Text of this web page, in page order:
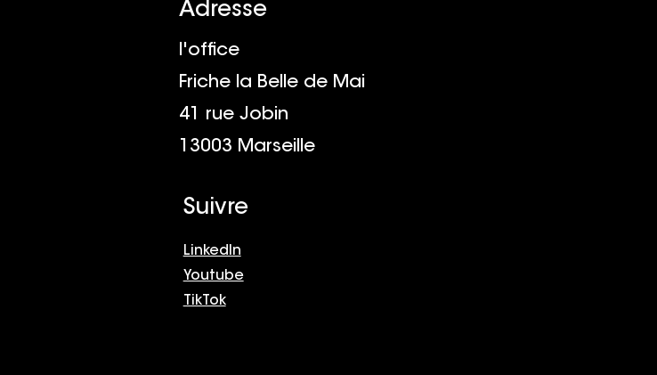
Adresse
l'office
Friche la Belle de Mai
41 rue Jobin
13003 Marseille
Suivre
LinkedIn
Youtube
TikTok